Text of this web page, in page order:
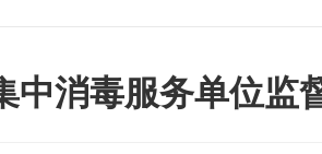
中消毒服务单位监